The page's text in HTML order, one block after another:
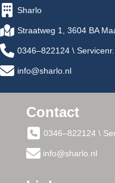
Sharlo
Straatweg 1, 3604 BA
0346–822124 \
info@sharlo.nl
Contact
0346–822124 \
info@sharlo.nl